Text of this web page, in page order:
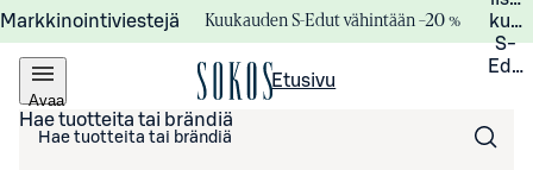
Markkinointiviestejä Kuukauden S-Edut vähintään –20 %
S-
Avaa
valikko
Etusivu
Hae tuotteita tai brändiä